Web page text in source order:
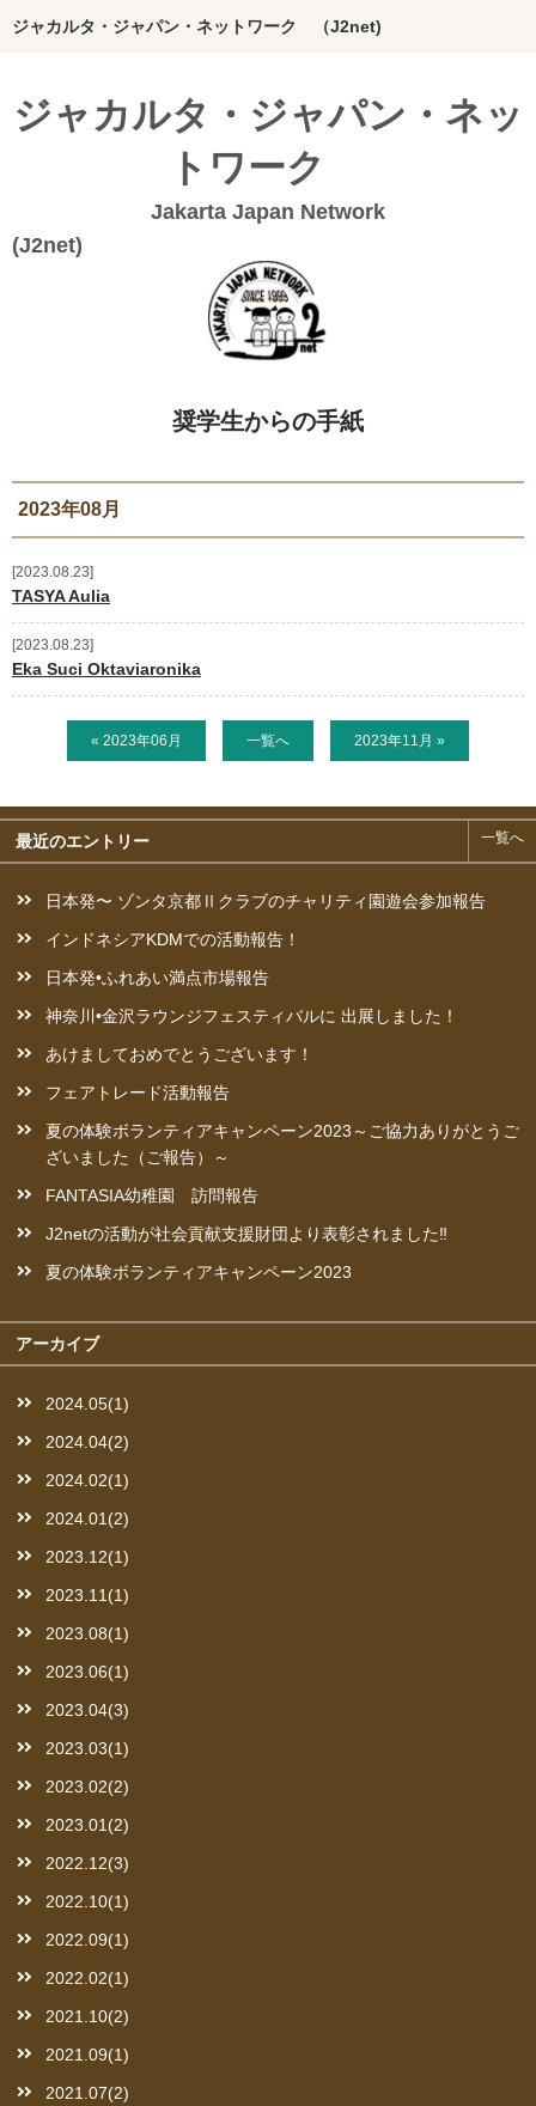
ジャカルタ・ジャパン・ネットワーク （J2net)
ジャカルタ・ジャパン・ネッ
トワーク
Jakarta Japan Network
インドネシアってどんな国？
ジャカルタの活動
ご支援のお願い
活動予定
新着情報
ニュースレター
奨学生からの手紙
2023年08月
2023.08.23
TASYA Aulia
2023.08.23
Eka Suci Oktaviaronika
« 2023年06月 一覧へ 2023年11月 »
最近のエントリー 一覧へ
日本発〜 ゾンタ京都Ⅱクラブのチャリティ園遊会参加報告
インドネシアKDMでの活動報告！
日本発•ふれあい満点市場報告
神奈川•金沢ラウンジフェスティバルに 出展しました！
あけましておめでとうございます！
フェアトレード活動報告
夏の体験ボランティアキャンペーン2023～ご協力ありがとうご
ざいました（ご報告）～
FANTASIA幼稚園 訪問報告
J2netの活動が社会貢献支援財団より表彰されました‼︎
夏の体験ボランティアキャンペーン2023
アーカイブ
2024.05(1)
2024.04(2)
2024.02(1)
2024.01(2)
2023.12(1)
2023.11(1)
2023.08(1)
2023.06(1)
2023.04(3)
2023.03(1)
2023.02(2)
2023.01(2)
2022.12(3)
2022.10(1)
2022.09(1)
2022.02(1)
2021.10(2)
2021.09(1)
2021.07(2)